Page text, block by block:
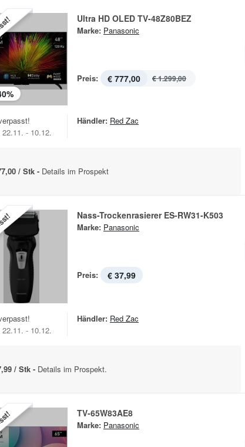
%
Ultra HD OLED TV-48Z80BEZ
Marke: Panasonic
Preis: € 777,00 € 1.299,00
22.11. - 10.12.
Händler: Red Zac
/ Stk - Details im Prospekt
Nass-Trockenrasierer ES-RW31-K503
Marke: Panasonic
Preis: € 37,99
22.11. - 10.12.
Händler: Red Zac
/ Stk - Details im Prospekt.
TV-65W83AE8
Marke: Panasonic